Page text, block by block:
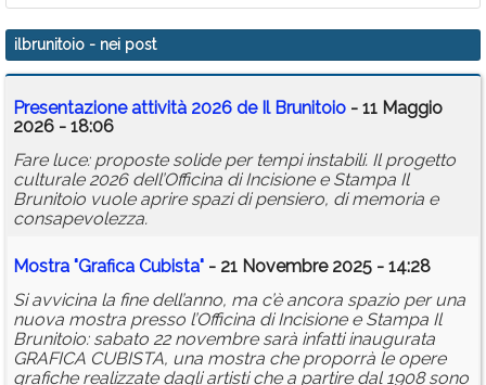
Rubriche
Calendario
Annunci
ilbrunitoio - nei post
Presentazione attività 2026 de Il Brunitoio - 11 Maggio
2026 - 18:06
Fare luce: proposte solide per tempi instabili. Il progetto
culturale 2026 deIl’Officina di Incisione e Stampa Il
Brunitoio vuole aprire spazi di pensiero, di memoria e
consapevolezza.
Mostra "Grafica Cubista" - 21 Novembre 2025 - 14:28
Si avvicina la fine dell’anno, ma c’è ancora spazio per una
nuova mostra presso l’Officina di Incisione e Stampa Il
Brunitoio: sabato 22 novembre sarà infatti inaugurata
GRAFICA CUBISTA, una mostra che proporrà le opere
grafiche realizzate dagli artisti che a partire dal 1908 sono